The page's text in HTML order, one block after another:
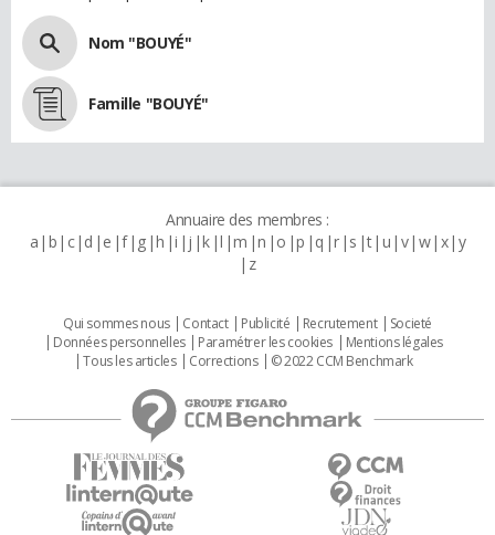
Nom "BOUYÉ"
Famille "BOUYÉ"
Annuaire des membres :
a b c d e f g h i j k l m n o p q r s t u v w x y
z
Qui sommes nous Contact Publicité Recrutement
Societé
Données personnelles
Paramétrer les cookies
Mentions légales
Tous les articles
Corrections © 2022 CCM Benchmark